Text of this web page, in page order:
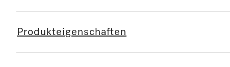
Produkteigenschaften